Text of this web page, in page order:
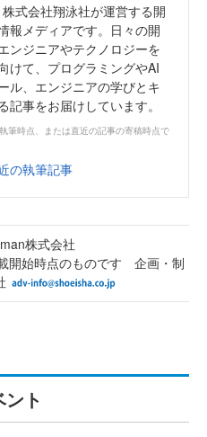
式会社翔泳社が運営する開
報メディアです。日々の開
ンジニアやテクノロジーを
けて、プログラミングやAI
ル、エンジニアの学びとキ
記事をお届けしています。
筆時点、または直近の記事の寄稿時点で
の執筆記事
株式会社
開始時点のものです 企画・制
ト